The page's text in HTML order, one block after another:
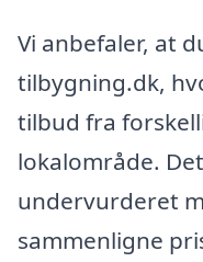
Vi anbefaler, at
tilbygning.dk,
tilbud fra
lokalområde.
undervurderet
sammenligne